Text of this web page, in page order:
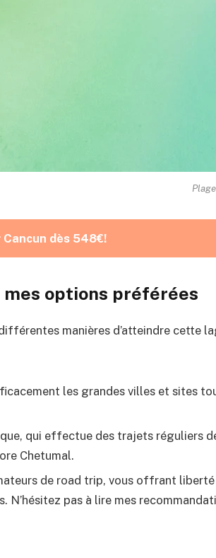
dès 548€!
options préférées
manières d’atteindre cette
les grandes villes et sites
qui effectue des trajets réguliers
Chetumal.
de road trip, vous offrant
pas à lire mes